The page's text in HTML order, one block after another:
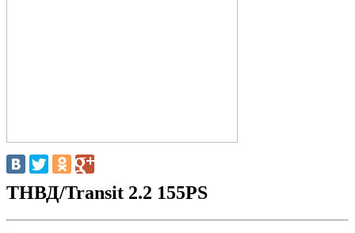
ТНВД/Transit 2.2 155PS